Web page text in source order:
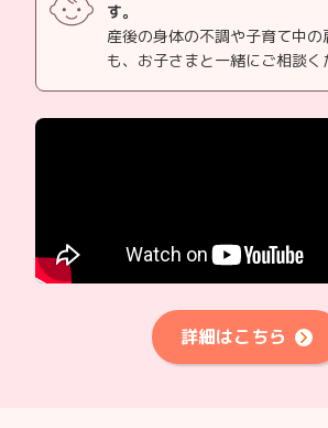
す。
産後の身体の不調や子育て中
も、お子さまと一緒にご相談く
詳細はこちら